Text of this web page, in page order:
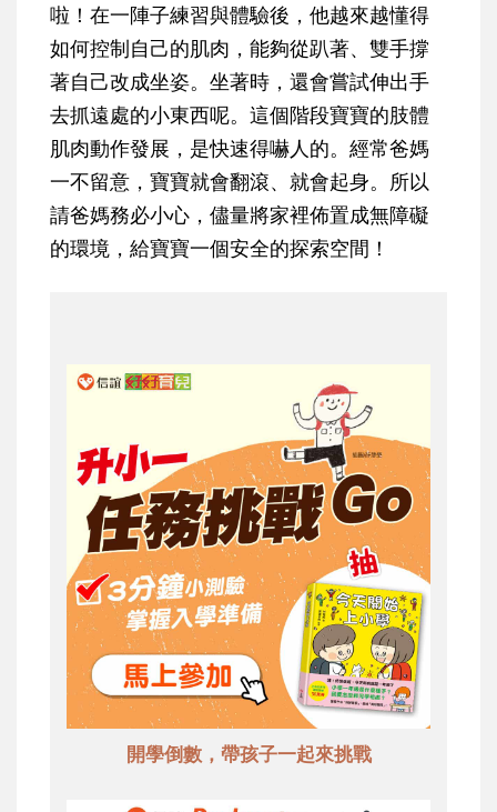
啦！在一陣子練習與體驗後，他越來越懂得
如何控制自己的肌肉，能夠從趴著、雙手撐
著自己改成坐姿。坐著時，還會嘗試伸出手
去抓遠處的小東西呢。這個階段寶寶的肢體
肌肉動作發展，是快速得嚇人的。經常爸媽
一不留意，寶寶就會翻滾、就會起身。所以
請爸媽務必小心，儘量將家裡佈置成無障礙
的環境，給寶寶一個安全的探索空間！
開學倒數，帶孩子一起來挑戰